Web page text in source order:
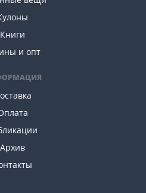
Книги
и опт
Архив